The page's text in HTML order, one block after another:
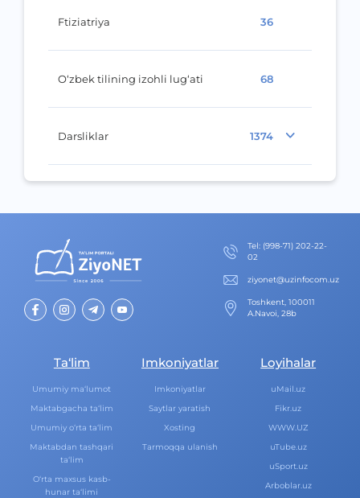
Ftiziatriya 36
O‘zbek tilining izohli lug‘ati 68
Darsliklar 1374
Теl: (998-71) 202-22-
02
ziyonet@uzinfocom.uz
Toshkent, 100011
A.Navoi, 28b
Ta‘lim
Umumiy ma‘lumot
Maktabgacha ta‘lim
Umumiy o‘rta ta‘lim
Maktabdan tashqari
ta‘lim
O‘rta maxsus kasb-
hunar ta‘limi
Imkoniyatlar
Imkoniyatlar
Saytlar yaratish
Xosting
Tarmoqqa ulanish
Loyihalar
uMail.uz
Fikr.uz
WWW.UZ
uTube.uz
uSport.uz
Arboblar.uz